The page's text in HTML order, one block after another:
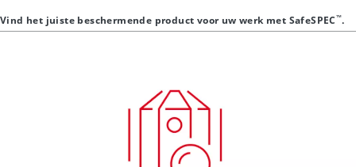
Vind het juiste beschermende product voor uw werk met SafeSPEC™.